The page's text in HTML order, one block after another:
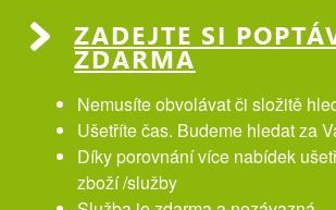
ZADEJTE SI
ZDARMA
Nemusíte obvolávat či složitě
Ušetříte čas. Budeme hledat za
Díky porovnání více nabídek
zboží /služby